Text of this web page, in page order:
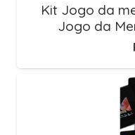
Kit Jogo da
Jogo da